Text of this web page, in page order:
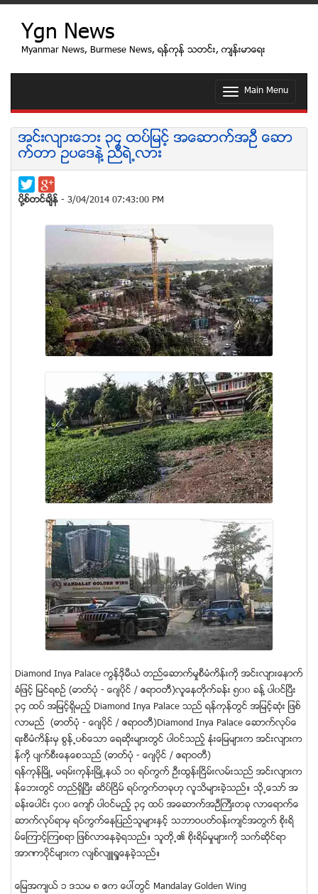
Ygn News
Myanmar News, Burmese News, ရန္ကုန္ သတင္း, က်န္းမာေရး
T
g
l
n
i
o
n
Main Menu
အင္းလ်ားေဘး ၃၄ ထပ္ျမင့္ အေဆာက္အဦ ေဆာ
က္တာ ဥပေဒနဲ႔ ညီရဲ႕လား
ပုိ႔စ္တင္ခ်ိန္ - 3/04/2014 07:43:00 PM
Diamond Inya Palace ကြန္ဒိုမီယံ တည္ေဆာက္မႈစီမံကိန္းကို အင္းလ်ားေနာက္
ခံျဖင့္ ျမင္ရစဥ္ (ဓာတ္ပံု - ေဂ်ပိုင္ / ဧရာဝတီ)လူေနတိုက္ခန္း ၅၀၀ ခန္႔ ပါ၀င္ျပီး
၃၄ ထပ္ အျမင့္ရွိမည့္ Diamond Inya Palace သည္ ရန္ကုန္တြင္ အျမင့္ဆုံး ျဖစ္
လာမည္ (ဓာတ္ပံု - ေဂ်ပိုင္ / ဧရာဝတီ)Diamond Inya Palace ေဆာက္လုပ္ေ
ရးစီမံကိန္းမွ စြန္႕ပစ္ေသာ ေရဆိုးမ်ားတြင္ ပါဝင္သည့္ ႏုံးေျမမ်ားက အင္းလ်ားက
န္ကို ပ်က္စီးေနေစသည္ (ဓာတ္ပံု - ေဂ်ပိုင္ / ဧရာဝတီ)
ရန္ကုန္ၿမိဳ႕ မရမ္းကုန္းၿမိဳ႕နယ္ ၁၀ ရပ္ကြက္ ဦးထြန္းၿငိမ္းလမ္းသည္ အင္းလ်ားက
န္ေဘးတြင္ တည္ရွိျပီး ဆိပ္ၿငိမ္ ရပ္ကြက္တခုဟု လူသိမ်ားခဲ့သည္။ သို႕ေသာ္ အ
ခန္းေပါင္း ၄၀၀ ေက်ာ္ ပါဝင္မည့္ ၃၄ ထပ္ အေဆာက္အဦႀကီးတခု လာေရာက္ေ
ဆာက္လုပ္ရာမွ ရပ္ကြက္ေနျပည္သူမ်ားႏွင့္ သဘာဝပတ္ဝန္းက်င္အတြက္ စိုးရိ
မ္ေၾကာင့္ၾကစရာ ျဖစ္လာေနခဲ့ရသည္။ သူတို႕၏ စိုးရိမ္မႈမ်ားကို သက္ဆိုင္ရာ
အာဏာပိုင္မ်ားက လ်စ္လ်ဴ႐ႈေနခဲ့သည္။
ေျမအက်ယ္ ၁ ဒသမ ၈ ဧက ေပၚတြင္ Mandalay Golden Wing